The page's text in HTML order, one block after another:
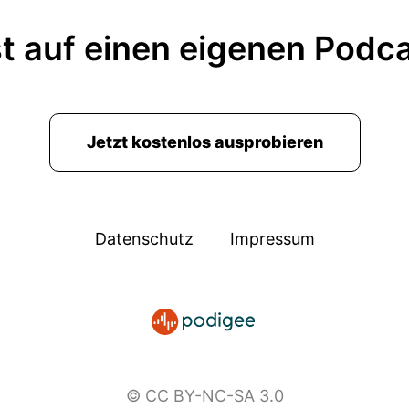
auf einen eigenen
Jetzt kostenlos ausprobieren
Datenschutz Impressum
© CC BY-NC-SA 3.0